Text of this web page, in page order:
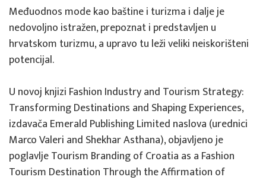
Međuodnos mode kao baštine i turizma i dalje je
nedovoljno istražen, prepoznat i predstavljen u
hrvatskom turizmu, a upravo tu leži veliki neiskorišteni
potencijal.
U novoj knjizi Fashion Industry and Tourism Strategy:
Transforming Destinations and Shaping Experiences,
izdavača Emerald Publishing Limited naslova (urednici
Marco Valeri and Shekhar Asthana), objavljeno je
poglavlje Tourism Branding of Croatia as a Fashion
Tourism Destination Through the Affirmation of